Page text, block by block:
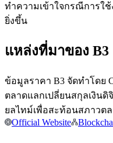
ข้อมูล
การวิเคราะห์ข้อมูล
ทำความเข้าใจกรณีการใ
ยิ่งขึ้น
แหล่งที่มาของ B3
ข้อมูลราคา B3 จัดทำโดย
ตลาดแลกเปลี่ยนสกุลเงิน
ยลไทม์เพื่อสะท้อนสภาวต
Official Website